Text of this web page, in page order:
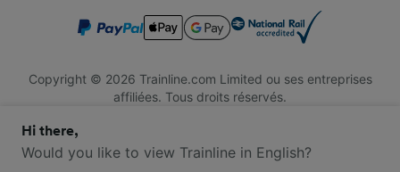
Copyright © 2026 Trainline.com Limited ou ses entreprises
affiliées. Tous droits réservés.
de Galles. Numéro d'immatriculation : 3846791. Siège social : 1
Stonecutter St, London EC4A 4AH, Royaume-Uni. Numéro de
Hi there,
Would you like to view Trainline in English?